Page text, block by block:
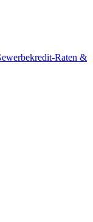
Raten &